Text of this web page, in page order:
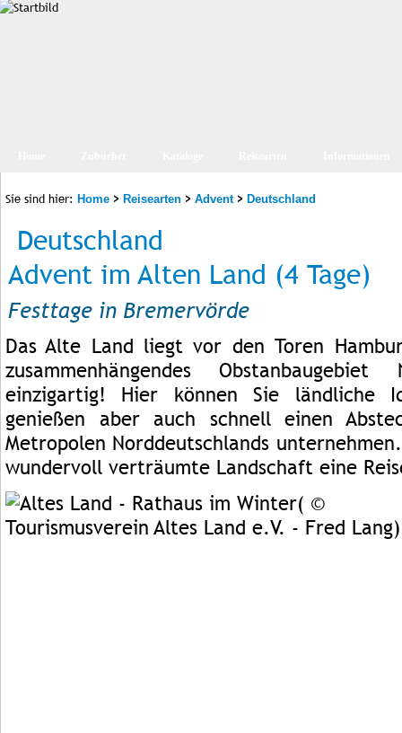
Sie sind hier: Home > Reisearten > Advent> Deutschland
Deutschland
Advent im Alten Land (4 Tage)
Festtage in Bremervörde
Das Alte Land liegt vor den Toren
zusammenhängendes
einzigartig! Hier können Sie ländliche
genießen aber auch schnell einen
Metropolen Norddeutschlands
wundervoll verträumte Landschaft eine